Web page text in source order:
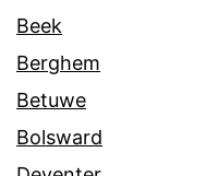
Beek
Berghem
Betuwe
Bolsward